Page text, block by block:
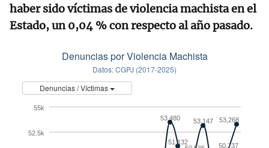
haber sido víctimas de violencia machista en el
Estado, un 0,04 % con respecto al año pasado.